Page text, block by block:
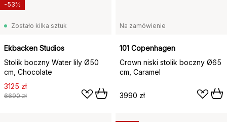
Zostało kilka sztuk
Ekbacken Studios
Stolik boczny Water lily Ø50
cm, Chocolate
3125 zł
6690 zł
-53%
Na zamówienie
101 Copenhagen
Crown niski stolik boczny Ø65
cm, Caramel
3990 zł